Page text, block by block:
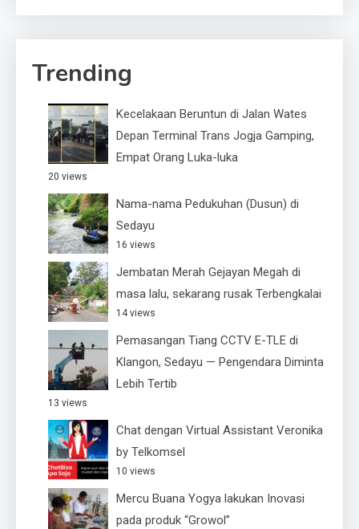
Trending
Kecelakaan Beruntun di Jalan Wates
Depan Terminal Trans Jogja Gamping,
Empat Orang Luka-luka
20 views
Nama-nama Pedukuhan (Dusun) di
Sedayu
16 views
Jembatan Merah Gejayan Megah di
masa lalu, sekarang rusak Terbengkalai
14 views
Pemasangan Tiang CCTV E-TLE di
Klangon, Sedayu — Pengendara Diminta
Lebih Tertib
13 views
Chat dengan Virtual Assistant Veronika
by Telkomsel
10 views
Mercu Buana Yogya lakukan Inovasi
pada produk “Growol”